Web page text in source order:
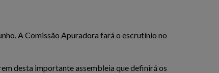
A Comissão Apuradora fará o escrutínio no
desta importante assembleia que definirá os